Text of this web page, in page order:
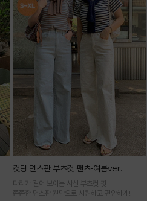
컷팅 면스판 부츠컷 팬츠-여름ver.
다리가 길어 보이는 사선 부츠컷 핏
쫀쫀한 면스판 원단으로 시원하고 편안하게!